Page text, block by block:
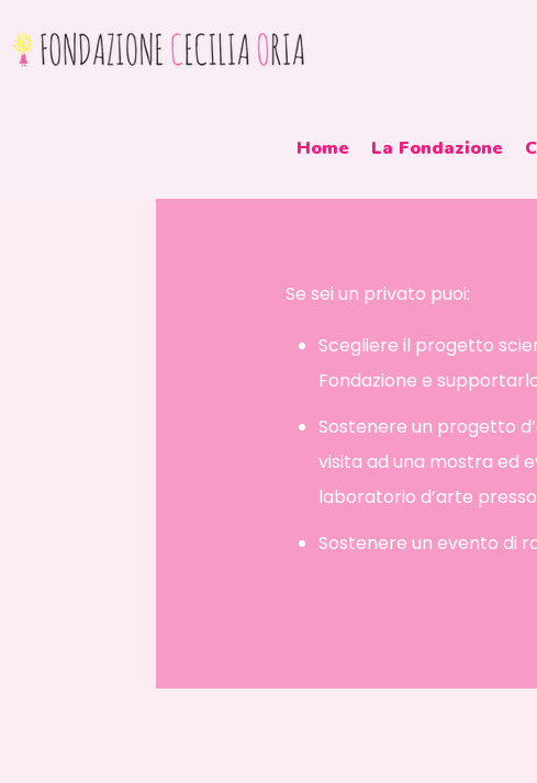
Home La Fondazione
Se sei un privato puoi:
Scegliere il progetto
Fondazione e
Sostenere un progetto
visita ad una mostra ed
laboratorio d’arte
Sostenere un evento di